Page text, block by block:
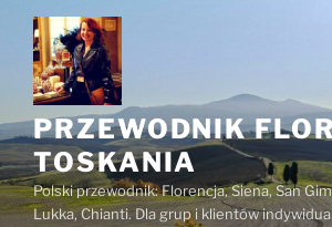
Przejdź
treści
PRZEWODNIK
TOSKANIA
Polski przewodnik: Florencja, Siena, San
Lukka, Chianti. Dla grup i klientów